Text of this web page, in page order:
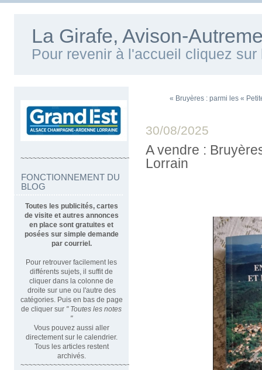
La Girafe, Avison-
Pour revenir à l'accueil cliquez sur
~~~~~~~~~~~~~~~~~~~~~~~~~~~~~~~~~~
FONCTIONNEMENT DU
BLOG
Toutes les publicités, cartes
de visite et autres annonces
en place sont gratuites et
posées sur simple demande
par courriel.
Pour retrouver facilement les
différents sujets, il suffit de
cliquer dans la colonne de
droite sur une ou l'autre des
catégories. Puis en bas de page
de cliquer sur " Toutes les notes
"
Vous pouvez aussi aller
directement sur le calendrier.
Tous les articles restent
archivés.
~~~~~~~~~~~~~~~~~~~~~~~~~~~~~~~~~
« Bruyères : parmi les «
30/08/2025
A vendre :
Lorrain